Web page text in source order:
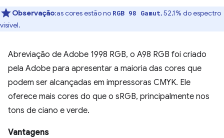
Observação:as cores estão no RGB 98 Gamut, 52,1% do espectro
visível.
Abreviação de Adobe 1998 RGB, o A98 RGB foi criado
pela Adobe para apresentar a maioria das cores que
podem ser alcançadas em impressoras CMYK. Ele
oferece mais cores do que o sRGB, principalmente nos
tons de ciano e verde.
Vantagens